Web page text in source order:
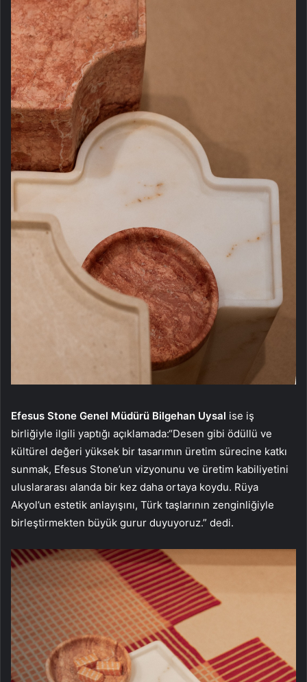
Efesus Stone Genel Müdürü Bilgehan Uysal ise iş
birliğiyle ilgili yaptığı açıklamada:“Desen gibi ödüllü ve
kültürel değeri yüksek bir tasarımın üretim sürecine katkı
sunmak, Efesus Stone’un vizyonunu ve üretim kabiliyetini
uluslararası alanda bir kez daha ortaya koydu. Rüya
Akyol’un estetik anlayışını, Türk taşlarının zenginliğiyle
birleştirmekten büyük gurur duyuyoruz.” dedi.